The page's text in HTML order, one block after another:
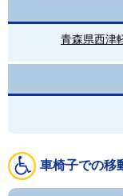
青森県西津
車椅子での移